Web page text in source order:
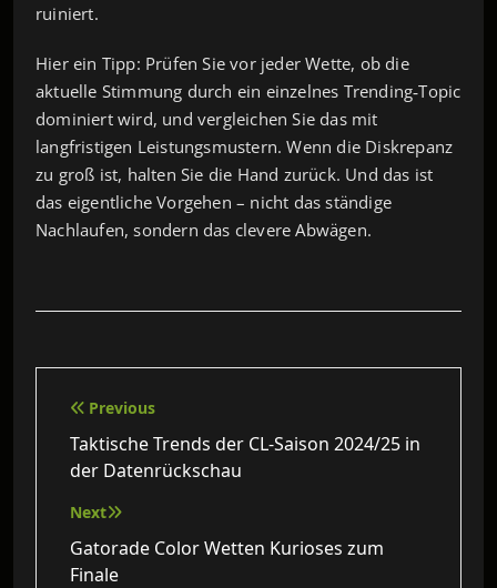
ruiniert.
Hier ein Tipp: Prüfen Sie vor jeder Wette, ob die
aktuelle Stimmung durch ein einzelnes Trending‑Topic
dominiert wird, und vergleichen Sie das mit
langfristigen Leistungsmustern. Wenn die Diskrepanz
zu groß ist, halten Sie die Hand zurück. Und das ist
das eigentliche Vorgehen – nicht das ständige
Nachlaufen, sondern das clevere Abwägen.
Beitragsnavigation
Previous
Taktische Trends der CL-Saison 2024/25 in
der Datenrückschau
Next
Gatorade Color Wetten Kurioses zum
Finale